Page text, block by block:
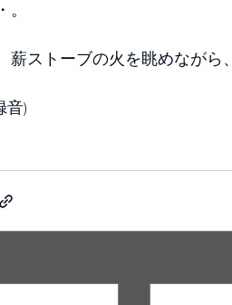
薪ストーブの火を眺めながら
音)